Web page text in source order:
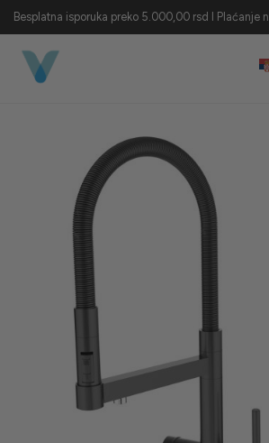
Besplatna isporuka preko 5.000,00 rsd I Plaćanje